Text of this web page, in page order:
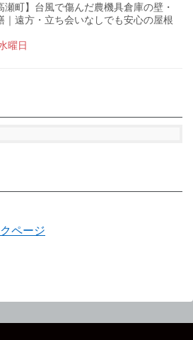
瀬町】台風で傷んだ農機具倉庫の壁・
｜遠方・立ち会いなしでも安心の屋根
曜日
ページ